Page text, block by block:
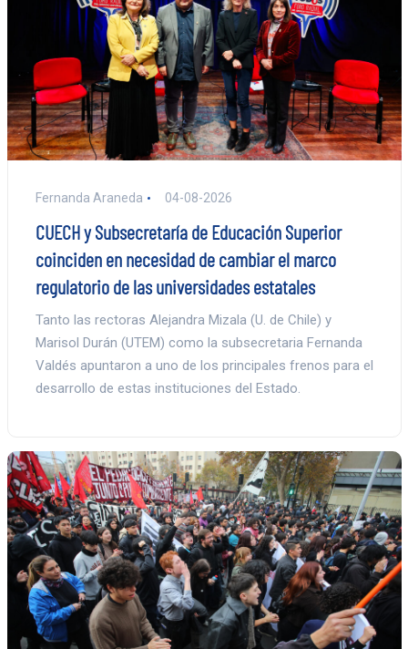
Fernanda Araneda 04-08-2026
CUECH y Subsecretaría de Educación Superior
coinciden en necesidad de cambiar el marco
regulatorio de las universidades estatales
Tanto las rectoras Alejandra Mizala (U. de Chile) y
Marisol Durán (UTEM) como la subsecretaria Fernanda
Valdés apuntaron a uno de los principales frenos para el
desarrollo de estas instituciones del Estado.